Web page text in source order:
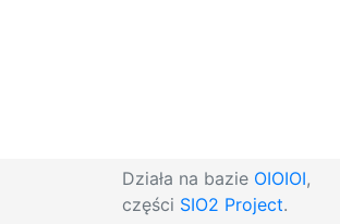
Działa na bazie OIOIOI,
części SIO2 Project.